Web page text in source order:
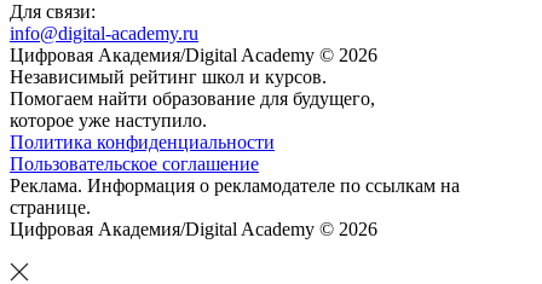
Для связи:
info@digital-academy.ru
Цифровая Академия/Digital Academy © 2026
Независимый рейтинг школ и курсов.
Помогаем найти образование для будущего,
которое уже наступило.
Политика конфиденциальности
Пользовательское соглашение
Реклама. Информация о рекламодателе по ссылкам на
странице.
Цифровая Академия/Digital Academy © 2026